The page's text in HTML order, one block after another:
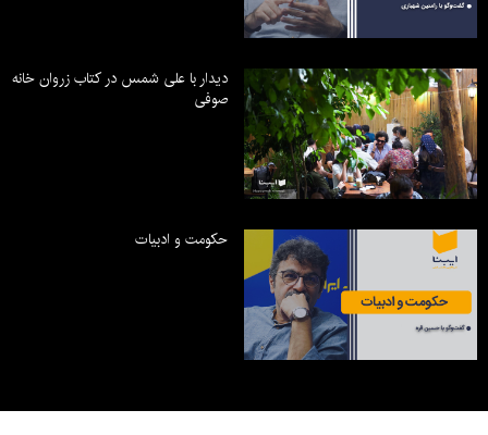
دیدار با علی شمس در کتاب زروان خانه
صوفی
حکومت و ادبیات